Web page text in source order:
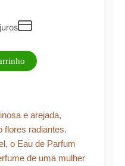
e arejada,
flores radiantes.
o Eau de Parfum
de uma mulher